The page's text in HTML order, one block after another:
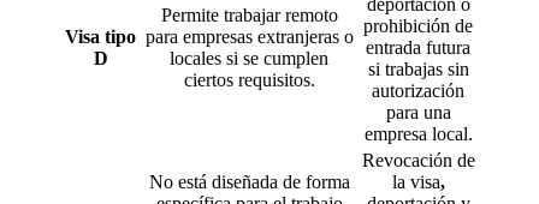
Visa tipo
D
Permite trabajar remoto
para empresas extranjeras o
locales si se cumplen
ciertos requisitos.
prohibición de
entrada futura
si trabajas sin
autorización
para una
empresa local.
No está diseñada de forma
Revocación de
la visa,